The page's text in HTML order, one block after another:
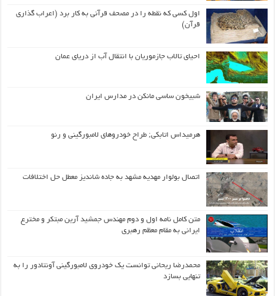
اول كسی كه نقطه را در مصحف قرآنی به كار برد (اعراب گذاری
قرآن)
احیای تالاب جازموریان با انتقال آب از دریای عمان
شبیخون ساسی مانکن در مدارس ایران
هرمیداس اتابکی; طراح خودروهای لامبورگینی و رنو
اتصال بولوار مهدیه مشهد به جاده شاندیز معطل حل اختلافات
متن کامل نامه اول و دوم مهندس جمشید آرین مبتکر و مخترع
ایرانی به مقام معظم رهبری
محمدرضا ریحانی توانست یک خودروی لامبورگینی آونتادور را به
تنهایی بسازد